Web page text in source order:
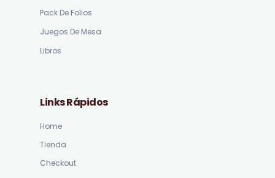
Pack De Folios
Juegos De Mesa
Libros
Links Rápidos
Home
Tienda
Checkout